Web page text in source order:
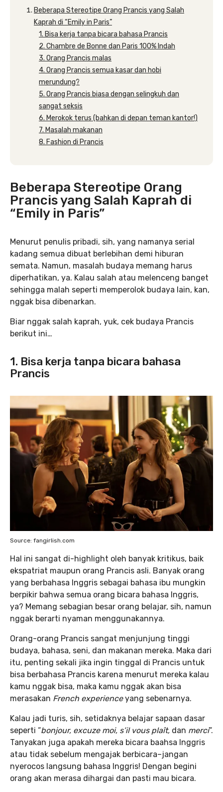
Beberapa Stereotipe Orang Prancis yang Salah
Kaprah di “Emily in Paris”
1. Bisa kerja tanpa bicara bahasa Prancis
2. Chambre de Bonne dan Paris 100% Indah
3. Orang Prancis malas
4. Orang Prancis semua kasar dan hobi
merundung?
5. Orang Prancis biasa dengan selingkuh dan
sangat seksis
6. Merokok terus (bahkan di depan teman kantor!)
7. Masalah makanan
8. Fashion di Prancis
Beberapa Stereotipe Orang
Prancis yang Salah Kaprah di
“Emily in Paris”
Menurut penulis pribadi, sih, yang namanya serial
kadang semua dibuat berlebihan demi hiburan
semata. Namun, masalah budaya memang harus
diperhatikan, ya. Kalau salah atau melenceng banget
sehingga malah seperti memperolok budaya lain, kan,
nggak bisa dibenarkan.
Biar nggak salah kaprah, yuk, cek budaya Prancis
berikut ini…
1. Bisa kerja tanpa bicara bahasa
Prancis
Source: fangirlish.com
Hal ini sangat di-highlight oleh banyak kritikus, baik
ekspatriat maupun orang Prancis asli. Banyak orang
yang berbahasa Inggris sebagai bahasa ibu mungkin
berpikir bahwa semua orang bicara bahasa Inggris,
ya? Memang sebagian besar orang belajar, sih, namun
nggak berarti nyaman menggunakannya.
Orang-orang Prancis sangat menjunjung tinggi
budaya, bahasa, seni, dan makanan mereka. Maka dari
itu, penting sekali jika ingin tinggal di Prancis untuk
bisa berbahasa Prancis karena menurut mereka kalau
kamu nggak bisa, maka kamu nggak akan bisa
merasakan French experienceyang sebenarnya.
Kalau jadi turis, sih, setidaknya belajar sapaan dasar
seperti “bonjour, excuze moi, s’il vous plaît, dan merci“.
Tanyakan juga apakah mereka bicara baahsa Inggris
atau tidak sebelum mengajak berbicara–jangan
nyerocos langsung bahasa Inggris! Dengan begini
orang akan merasa dihargai dan pasti mau bicara.